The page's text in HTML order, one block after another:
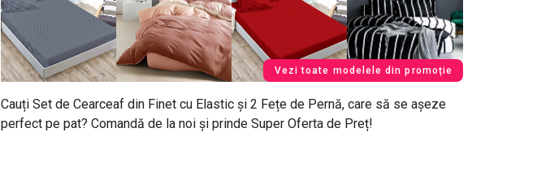
Vezi toate modelele din promoție
Cauți Set de Cearceaf din Finet cu Elastic și 2 Fețe de Pernă, care să se așeze
perfect pe pat? Comandă de la noi și prinde Super Oferta de Preț!